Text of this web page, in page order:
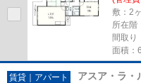
敷：2
所在階
間取り
面積：
賃貸｜アパート アスア・ラ・